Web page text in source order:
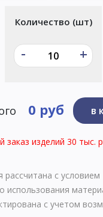
Количество (шт)
- +
0 руб в
заказ изделий 30 тыс.
рассчитана с условием
использования
с учетом